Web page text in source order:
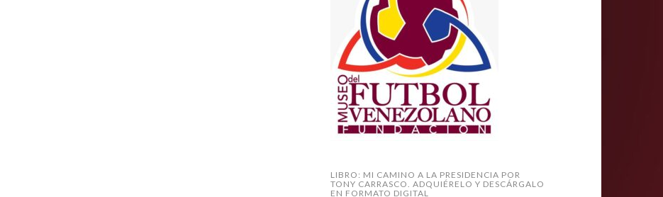
LIBRO: MI CAMINO A LA PRESIDENCIA POR
TONY CARRASCO. ADQUIÉRELO Y DESCÁRGALO
EN FORMATO DIGITAL